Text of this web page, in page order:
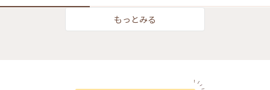
もっとみる